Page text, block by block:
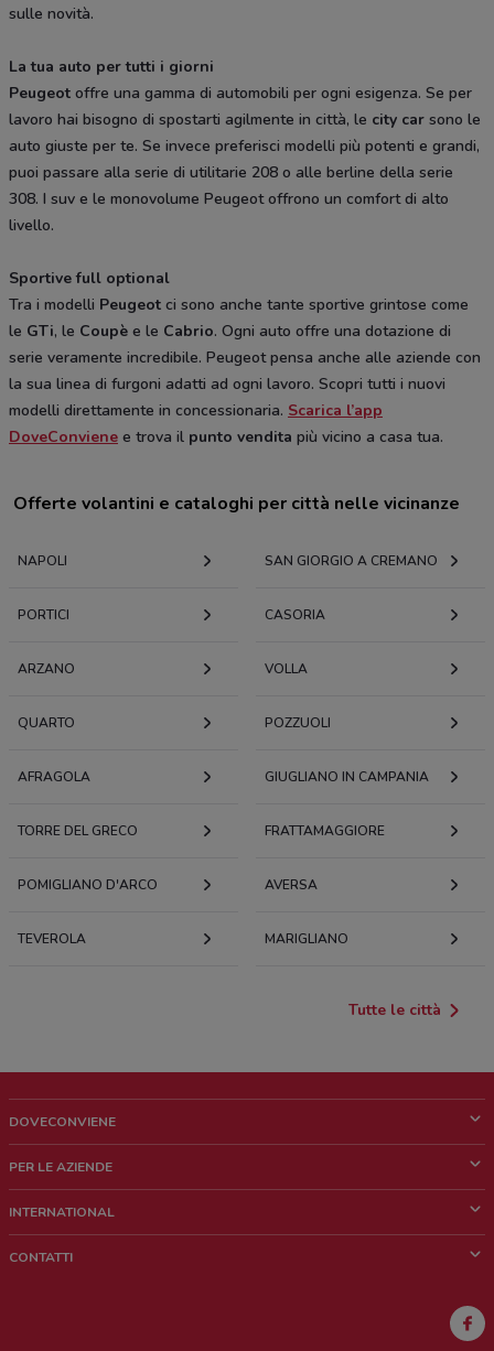
sulle novità.
La tua auto per tutti i giorni
Peugeot offre una gamma di automobili per ogni esigenza. Se per
lavoro hai bisogno di spostarti agilmente in città, le city car sono le
auto giuste per te. Se invece preferisci modelli più potenti e grandi,
puoi passare alla serie di utilitarie 208 o alle berline della serie
308. I suv e le monovolume Peugeot offrono un comfort di alto
livello.
Sportive full optional
Tra i modelli Peugeot ci sono anche tante sportive grintose come
le GTi, le Coupè e le Cabrio. Ogni auto offre una dotazione di
serie veramente incredibile. Peugeot pensa anche alle aziende con
la sua linea di furgoni adatti ad ogni lavoro. Scopri tutti i nuovi
modelli direttamente in concessionaria. Scarica l’app
DoveConviene e trova il punto vendita più vicino a casa tua.
Offerte volantini e cataloghi per città nelle vicinanze
NAPOLI SAN GIORGIO A CREMANO
PORTICI CASORIA
ARZANO VOLLA
QUARTO POZZUOLI
AFRAGOLA GIUGLIANO IN CAMPANIA
TORRE DEL GRECO FRATTAMAGGIORE
POMIGLIANO D'ARCO AVERSA
TEVEROLA MARIGLIANO
Tutte le città
DOVECONVIENE
Chi siamo
Lavora con noi
PER LE AZIENDE
Richieste commerciali e marketing
INTERNATIONAL
CONTATTI